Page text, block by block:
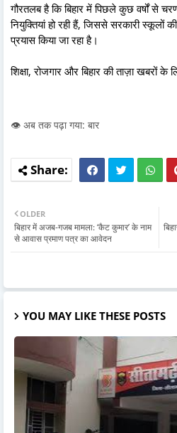
गौरतलब है कि बिहार में पिछले कुछ वर्षों से
नियुक्तियां हो रही हैं, जिससे सरकारी स्कूलों
प्रयास किया जा रहा है।
शिक्षा, रोजगार और बिहार की ताज़ा खबरों के
👁️ अब तक पढ़ा गया: बार
OLDER
बिहार में अजब-गजब मामला: ‘कैट कुमार’ के नाम
से आवास प्रमाण पत्र का आवेदन
YOU MAY LIKE THESE POSTS